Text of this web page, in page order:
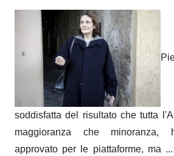
soddisfatta del risultato che tutta
maggioranza che minoranza,
approvato per le piattaforme, ma